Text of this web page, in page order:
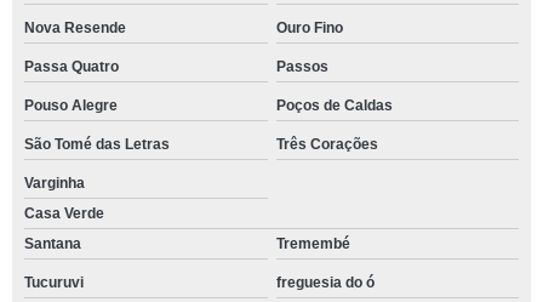
Nova Resende Ouro Fino
Passa Quatro Passos
Pouso Alegre Poços de Caldas
São Tomé das Letras Três Corações
Varginha
Casa Verde
Santana
Tremembé
Tucuruvi freguesia do ó